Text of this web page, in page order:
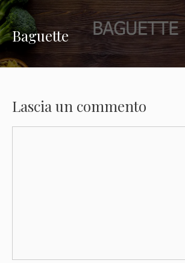
Baguette
Lascia un commento